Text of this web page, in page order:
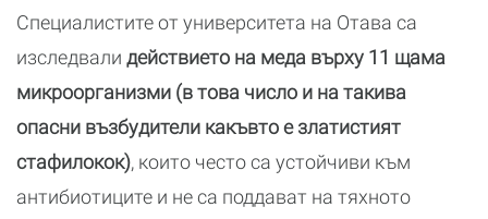
Специалистите от университета на Отава са
изследвали действието на меда върху 11 щама
микроорганизми (в това число и на такива
опасни възбудители какъвто е златистият
стафилокок), които често са устойчиви към
антибиотиците и не са поддават на тяхното